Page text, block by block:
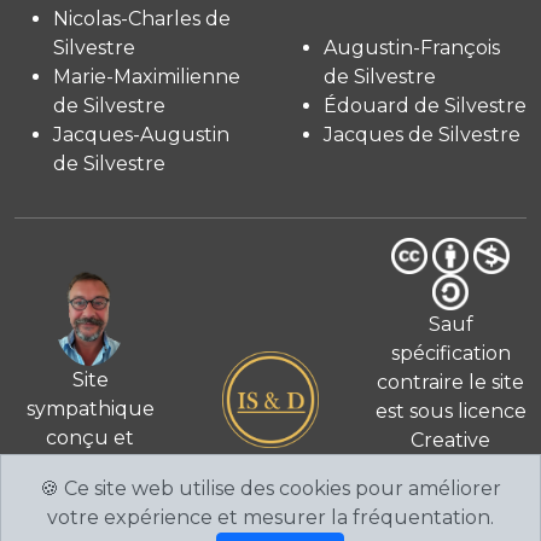
Nicolas-Charles de
Silvestre
Marie-Maximilienne
de Silvestre
Jacques-Augustin
de Silvestre
Augustin-François
de Silvestre
Édouard de Silvestre
Jacques de Silvestre
Site
sympathique
conçu et
par Fabien de
Silvestre
© 2026
Sauf
spécification
contraire le site
est sous licence
Creative
International
CC BY-NC-
🍪 Ce site web utilise des cookies pour améliorer
votre expérience et mesurer la fréquentation.